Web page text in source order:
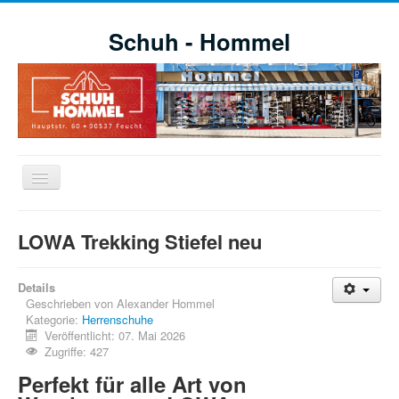
Schuh - Hommel
Navigation
an/aus
Schuhe
Aktuelle Aktionen
Markensortiment
Öffnungszeiten
Impressionen
LOWA Trekking Stiefel neu
Details
Geschrieben von Alexander Hommel
Kategorie: Herrenschuhe
Veröffentlicht: 07. Mai 2026
Zugriffe: 427
Perfekt für alle Art von